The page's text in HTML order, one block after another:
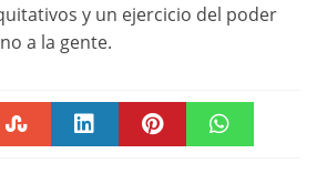
y un ejercicio del poder
a la gente.